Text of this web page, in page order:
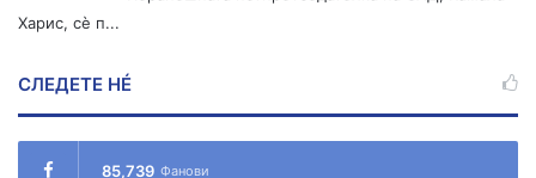
Харис, сè п...
СЛЕДЕТЕ НÉ
85,739 Фанови